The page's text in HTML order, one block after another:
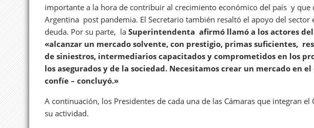
importante a la hora de contribuir al crecimiento económico del país y que
Argentina post pandemia. El Secretario también resaltó el apoyo del sector
deuda. Por su parte, la Superintendenta afirmó llamó a los actores
«alcanzar un mercado solvente, con prestigio, primas suficientes,
de siniestros, intermediarios capacitados y comprometidos en los
los asegurados y de la sociedad. Necesitamos crear un mercado en
confíe – concluyó.»
A continuación, los Presidentes de cada una de las Cámaras que integran el
su actividad.